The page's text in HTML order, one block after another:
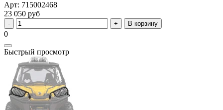
Арт: 715002468
23 050 руб
В корзину
0
Быстрый просмотр